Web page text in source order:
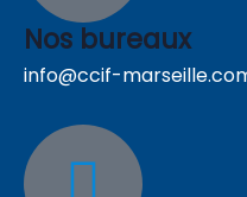
Nos bureaux
info@ccif-